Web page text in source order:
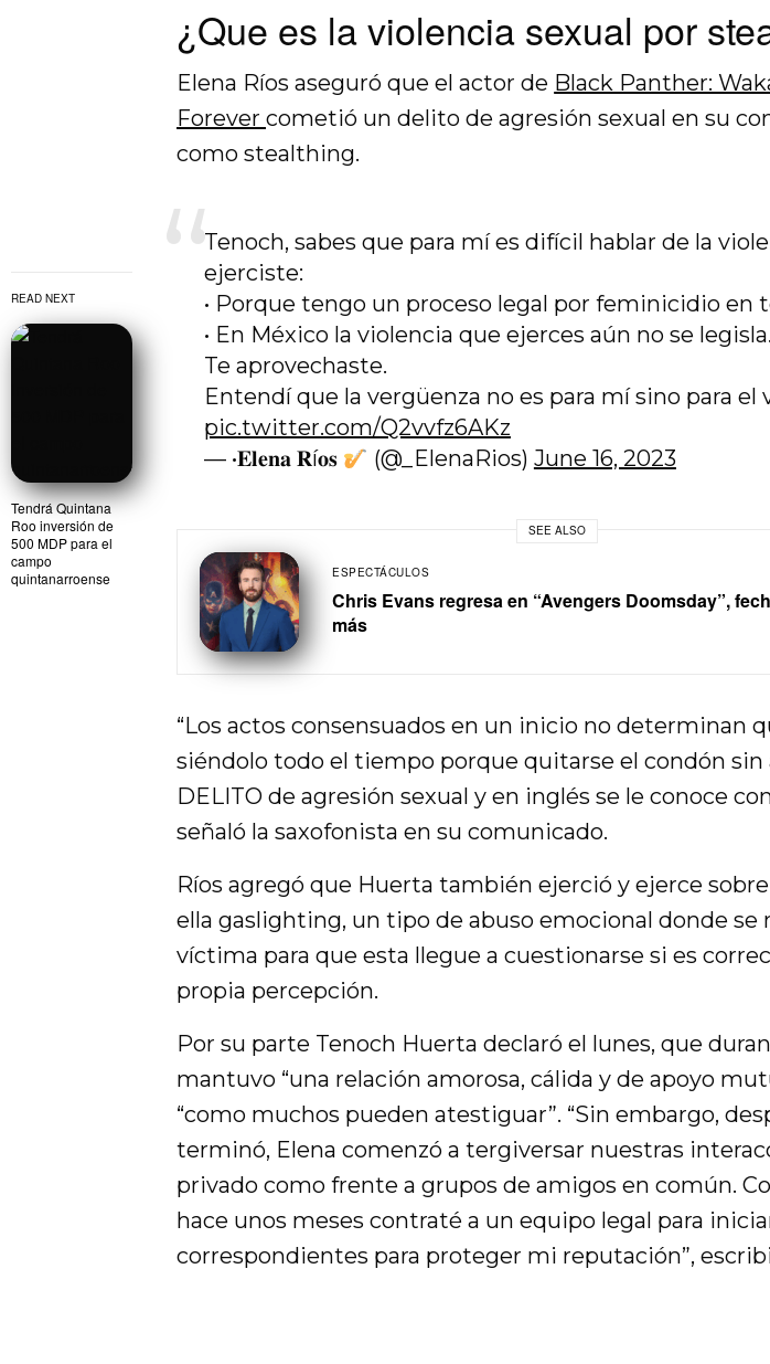
READ NEXT
Tendrá Quintana
Roo inversión de
500 MDP para el
campo
quintanarroense
¿Que es la violencia sexual por
Elena Ríos aseguró que el actor de Black Panther:
Forevercometió un delito de agresión sexual en su
como stealthing.
Tenoch, sabes que para mí es difícil hablar de la
ejerciste:
• Porque tengo un proceso legal por feminicidio en
• En México la violencia que ejerces aún no se legisla.
Te aprovechaste.
Entendí que la vergüenza no es para mí sino para el
pic.twitter.com/Q2vvfz6AKz
— •𝐄𝐥𝐞𝐧𝐚 𝐑í𝐨𝐬
(@_ElenaRios) June 16, 2023
SEE ALSO
ESPECTÁCULOS
Chris Evans regresa en “Avengers Doomsday”,
más
“Los actos consensuados en un inicio no determinan
siéndolo todo el tiempo porque quitarse el condón sin
DELITO de agresión sexual y en inglés se le conoce
señaló la saxofonista en su comunicado.
Ríos agregó que Huerta también ejerció y ejerce sobre
ella gaslighting, un tipo de abuso emocional donde se
víctima para que esta llegue a cuestionarse si es
propia percepción.
Por su parte Tenoch Huerta declaró el lunes, que
mantuvo “una relación amorosa, cálida y de apoyo
“como muchos pueden atestiguar”. “Sin embargo,
terminó, Elena comenzó a tergiversar nuestras
privado como frente a grupos de amigos en común.
hace unos meses contraté a un equipo legal para
correspondientes para proteger mi reputación”,